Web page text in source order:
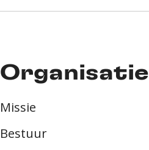
Organisatie
Missie
Bestuur